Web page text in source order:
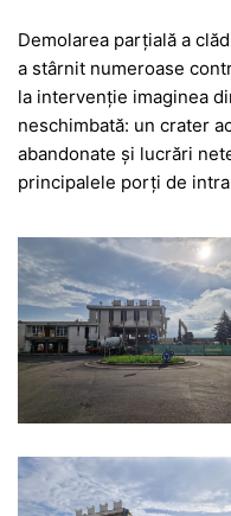
Demolarea parțială a
a stârnit numeroase
la intervenție imaginea
neschimbată: un crater
abandonate și lucrări
principalele porți de